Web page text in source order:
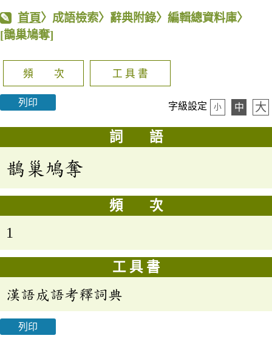
首頁〉成語檢索〉辭典附錄〉編輯總資料庫〉
[鵲巢鳩奪]
頻 次 工 具 書
列印 字級設定 小 中 大
詞 語
鵲巢鳩奪
頻 次
1
工 具 書
漢語成語考釋詞典
列印